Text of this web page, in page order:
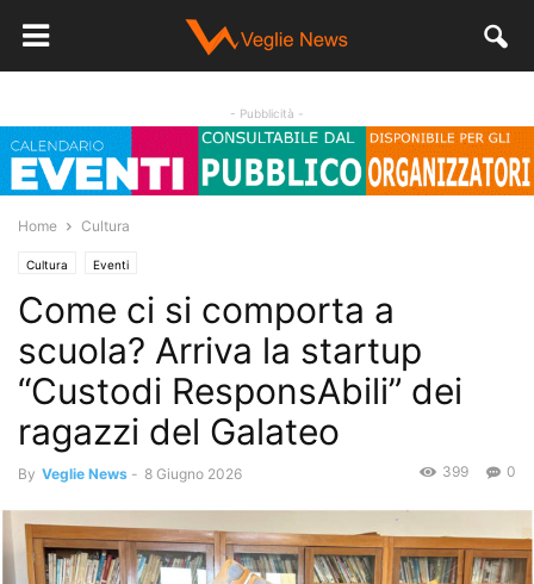
- Pubblicità -
Home Cultura
Cultura Eventi
Come ci si comporta a
scuola? Arriva la startup
“Custodi ResponsAbili” dei
ragazzi del Galateo
By Veglie News - 8 Giugno 2026 0
399